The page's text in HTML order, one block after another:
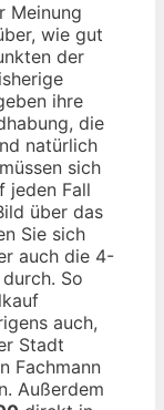
Meinung
wie gut
der
ihre
die
natürlich
sich
jeden Fall
über das
Sie sich
auch die 4-
So
auch,
Stadt
Fachmann
Außerdem